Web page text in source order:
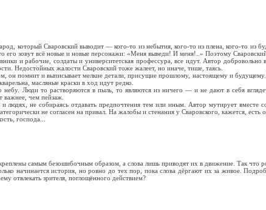
который Сваровский выводит — кого-то из небытия, кого-то из плена, кого-то из
его зовут всё новые и новые персонажи: «Меня выведи! И меня!..» Поэтому
рабочие, солдаты и университетская профессура, все идут. Автор добровольно
Недостойных жалости Сваровский тоже жалеет, но иначе, тише, таясь.
он помнит и выписывает мелкие детали, присущие прошлому, настоящему и
масляные краски в ход идут редко.
Люди то растворяются в пыль, то являются из ничего — и не дают в себя
важнее, чем пейзаж.
не собираясь отдавать предпочтения тем или иным. Автор мутирует вместе со
не согласен на привал. На жалобы и стенания у Сваровского, кажется, есть
господа...
самым безошибочным образом, а слова лишь приводят их в движение. Так
начинается история, но ровно до тех пор, пока слова дёргают их за живое.
отвлекать зрителя, поглощённого действием?